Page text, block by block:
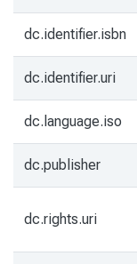
dc.identifier.isbn
dc.identifier.uri
dc.language.iso
dc.publisher
dc.rights.uri